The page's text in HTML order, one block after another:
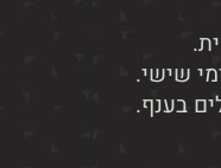
שישי.
בענף.